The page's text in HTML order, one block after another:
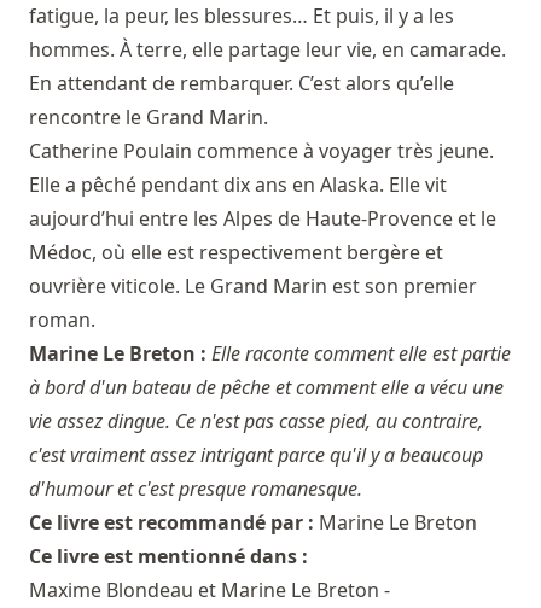
fatigue, la peur, les blessures… Et puis, il y a les
hommes. À terre, elle partage leur vie, en camarade.
En attendant de rembarquer. C’est alors qu’elle
rencontre le Grand Marin.
Catherine Poulain commence à voyager très jeune.
Elle a pêché pendant dix ans en Alaska. Elle vit
aujourd’hui entre les Alpes de Haute-Provence et le
Médoc, où elle est respectivement bergère et
ouvrière viticole. Le Grand Marin est son premier
roman.
Marine Le Breton : Elle raconte comment elle est partie
à bord d'un bateau de pêche et comment elle a vécu une
vie assez dingue. Ce n'est pas casse pied, au contraire,
c'est vraiment assez intrigant parce qu'il y a beaucoup
d'humour et c'est presque romanesque.
Ce livre est recommandé par : Marine Le Breton
Ce livre est mentionné dans :
Maxime Blondeau et Marine Le Breton -